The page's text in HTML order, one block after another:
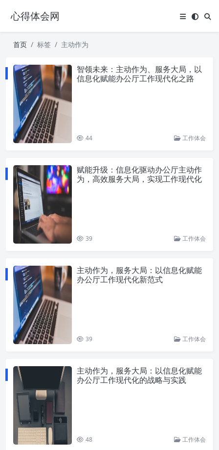
心得体会网
首页 标签 主动作为
智领未来：主动作为、服务大局，以
信息化赋能办公厅工作现代化之路
44 工作体会
赋能升级：信息化驱动办公厅主动作
为，高效服务大局，实现工作现代化
39 工作体会
主动作为，服务大局：以信息化赋能
办公厅工作现代化新范式
39 工作体会
主动作为，服务大局：以信息化赋能
办公厅工作现代化的战略与实践
48 工作体会